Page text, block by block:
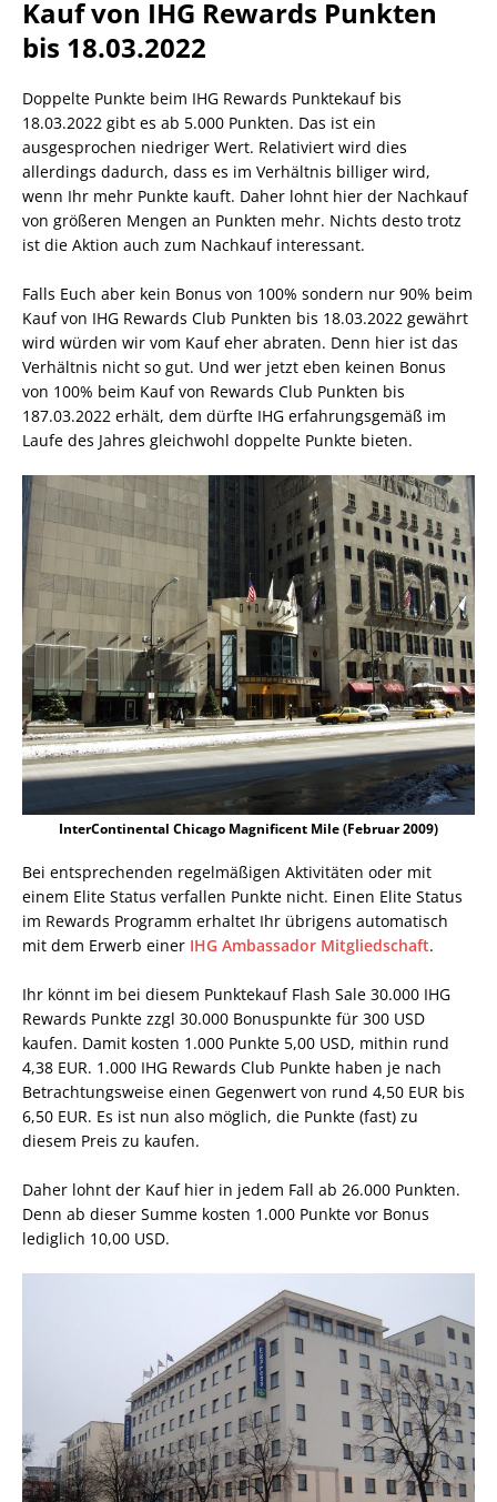
Kauf von IHG Rewards Punkten
bis 18.03.2022
Doppelte Punkte beim IHG Rewards Punktekauf bis
18.03.2022 gibt es ab 5.000 Punkten. Das ist ein
ausgesprochen niedriger Wert. Relativiert wird dies
allerdings dadurch, dass es im Verhältnis billiger wird,
wenn Ihr mehr Punkte kauft. Daher lohnt hier der Nachkauf
von größeren Mengen an Punkten mehr. Nichts desto trotz
ist die Aktion auch zum Nachkauf interessant.
Falls Euch aber kein Bonus von 100% sondern nur 90% beim
Kauf von IHG Rewards Club Punkten bis 18.03.2022 gewährt
wird würden wir vom Kauf eher abraten. Denn hier ist das
Verhältnis nicht so gut. Und wer jetzt eben keinen Bonus
von 100% beim Kauf von Rewards Club Punkten bis
187.03.2022 erhält, dem dürfte IHG erfahrungsgemäß im
Laufe des Jahres gleichwohl doppelte Punkte bieten.
InterContinental Chicago Magnificent Mile (Februar 2009)
Bei entsprechenden regelmäßigen Aktivitäten oder mit
einem Elite Status verfallen Punkte nicht. Einen Elite Status
im Rewards Programm erhaltet Ihr übrigens automatisch
mit dem Erwerb einer IHG Ambassador Mitgliedschaft.
Ihr könnt im bei diesem Punktekauf Flash Sale 30.000 IHG
Rewards Punkte zzgl 30.000 Bonuspunkte für 300 USD
kaufen. Damit kosten 1.000 Punkte 5,00 USD, mithin rund
4,38 EUR. 1.000 IHG Rewards Club Punkte haben je nach
Betrachtungsweise einen Gegenwert von rund 4,50 EUR bis
6,50 EUR. Es ist nun also möglich, die Punkte (fast) zu
diesem Preis zu kaufen.
Daher lohnt der Kauf hier in jedem Fall ab 26.000 Punkten.
Denn ab dieser Summe kosten 1.000 Punkte vor Bonus
lediglich 10,00 USD.